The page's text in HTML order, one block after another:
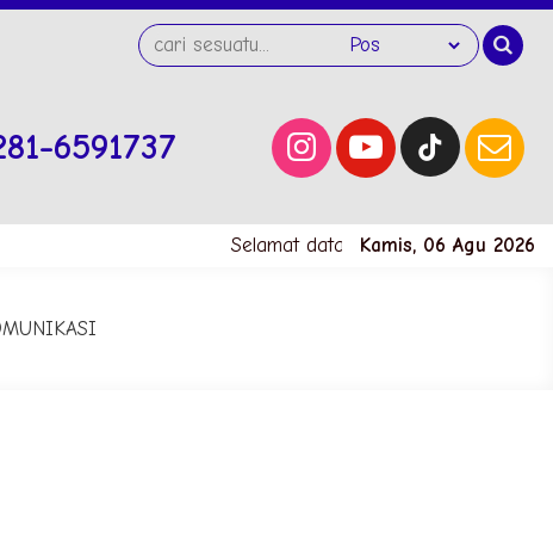
6591737
Kamis, 06 Agu 2026
Selamat datang di website SMK